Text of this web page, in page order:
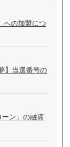
への加盟につ
】当選番号の
ーン」の融資